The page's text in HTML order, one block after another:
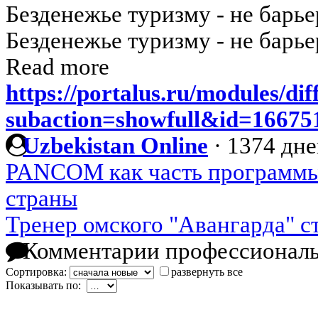
Безденежье туризму - не
Безденежье туризму - не
Read more
https://portalus.ru/modules/
Uzbekistan Online · 1374
PANCOM как часть
страны
Тренер омского "Авангарда"
Комментарии
Сортировка:
развернуть все
Показывать по: